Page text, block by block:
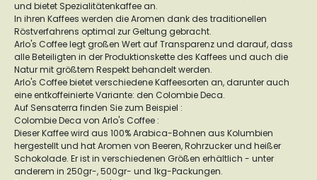
und bietet Spezialitätenkaffee an.
In ihren Kaffees werden die Aromen dank des traditionellen
Röstverfahrens optimal zur Geltung gebracht.
Arlo's Coffee legt großen Wert auf Transparenz und darauf, dass
alle Beteiligten in der Produktionskette des Kaffees und auch die
Natur mit größtem Respekt behandelt werden.
Arlo's Coffee bietet verschiedene Kaffeesorten an, darunter auch
eine entkoffeinierte Variante: den Colombie Deca.
Auf Sensaterra finden Sie zum Beispiel :
Colombie Deca von Arlo's Coffee :
Dieser Kaffee wird aus 100% Arabica-Bohnen aus Kolumbien
hergestellt und hat Aromen von Beeren, Rohrzucker und heißer
Schokolade. Er ist in verschiedenen Größen erhältlich - unter
anderem in 250gr-, 500gr- und 1kg-Packungen.